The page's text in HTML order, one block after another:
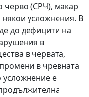
черво (СРЧ), макар
някои усложнения. В
до дефицити на
в
в червата,
в чревната
усложнение е